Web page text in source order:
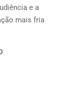
e a
mais fria